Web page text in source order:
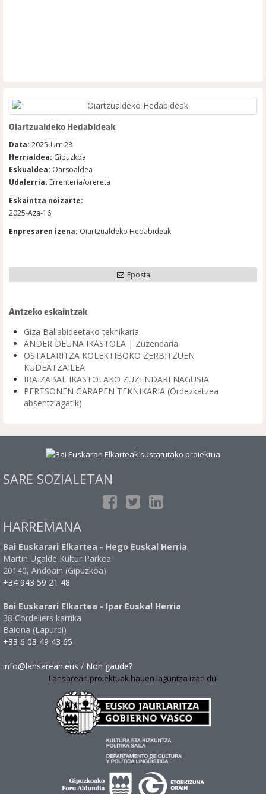
Oiartzualdeko Hedabideak
Data: 2025-Urr-28
Herrialdea: Gipuzkoa
Eskualdea: Oarsoaldea
Udalerria: Errenteria/orereta
Eskaintza noizarte:
2025-Aza-16
Enpresaren izena: Oiartzualdeko Hedabideak
Eposta
Antzeko eskaintzak
Giza Baliabideetako teknikaria
ANDER DEUNA IKASTOLA | Zuzendaria
OSTALARITZA KOLEKTIBOKO ZERBITZUEN
KUDEATZAILEA
IBAIZABAL IKASTOLAKO ZUZENDARI NAGUSIA
PERTSONEN GARAPEN TEKNIKARIA (Ordezkatzea
absentziagatik)
SARE SOZIALETAN
HARREMANA
Bai Euskarari Elkartea - Hego Euskal Herria
Martin Ugalde Kultur Parkea
20140, Andoain (Gipuzkoa)
+34 943 59 21 48
Bai Euskarari Elkartea - Ipar Euskal Herria
38 Cordeliers karrika
Baiona (Lapurdi)
+33 6 03 49 43 65
info@lansarean.eus / Non gaude?
Lansarean proiektuak hauen laguntza izan du: